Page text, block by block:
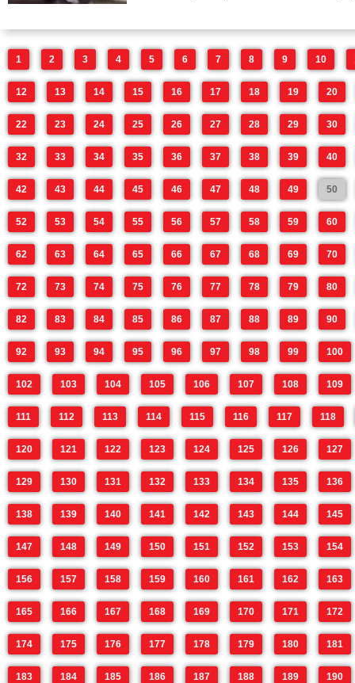
1 2 3 4 5 6 7 8 9 10
12 13 14 15 16 17 18 19 20
22 23 24 25 26 27 28 29 30
32 33 34 35 36 37 38 39 40
42 43 44 45 46 47 48 49 50
52 53 54 55 56 57 58 59 60
62 63 64 65 66 67 68 69 70
72 73 74 75 76 77 78 79 80
82 83 84 85 86 87 88 89 90
92 93 94 95 96 97 98 99 100
102 103 104 105 106 107 108 109
111 112 113 114 115 116 117 118
120 121 122 123 124 125 126 127
129 130 131 132 133 134 135 136
138 139 140 141 142 143 144 145
147 148 149 150 151 152 153 154
156 157 158 159 160 161 162 163
165 166 167 168 169 170 171 172
174 175 176 177 178 179 180 181
183 184 185 186 187 188 189 190